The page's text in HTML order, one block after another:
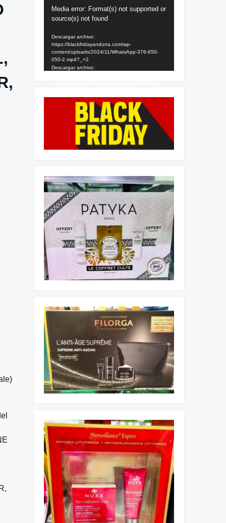
Media error: Format(s) not supported or
source(s) not found
Descargar archivo:
https://blackfridayandorra.com/wp-
content/uploads/2024/11/WhatsApp-376-650-
050-2.mp4?_=2
Descargar archivo: